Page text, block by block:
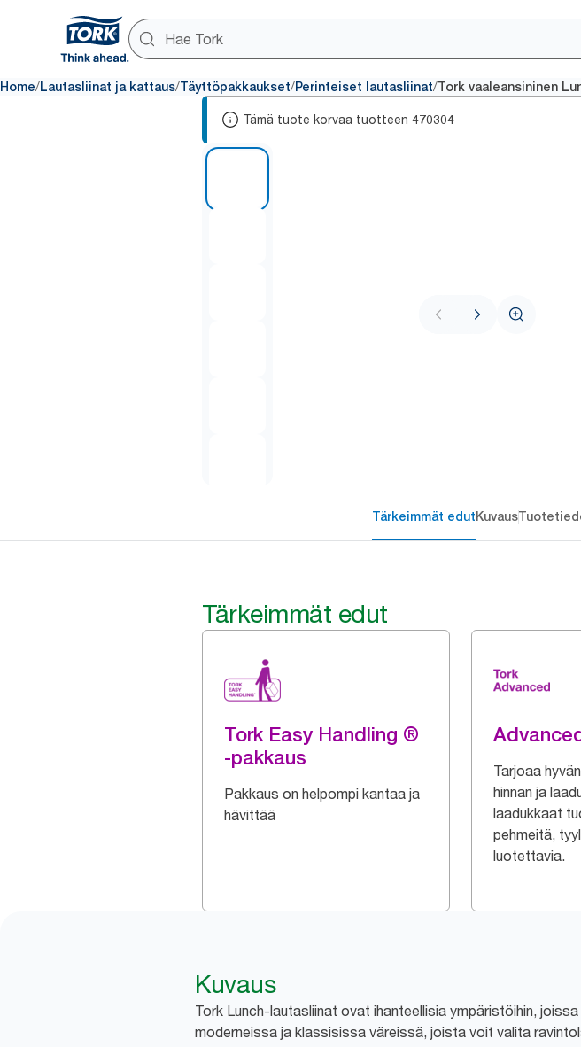
Home/Lautasliinat ja kattaus/Täyttöpakkaukset/Perinteiset lautasliinat/Tork vaaleansininen
Tämä tuote korvaa tuotteen 470304
Tärkeimmät edutKuvaus
Tärkeimmät edut
Tork Easy Handling ®
-pakkaus
Pakkaus on helpompi kantaa ja
hävittää
Tarjoaa
hinnan ja
laadukkaat
pehmeitä,
luotettavia.
Kuvaus
Tork Lunch-lautasliinat ovat ihanteellisia ympäristöihin,
moderneissa ja klassisissa väreissä, joista voit valita